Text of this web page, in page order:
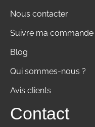
Nous contacter
Suivre ma commande
Blog
Qui sommes-nous ?
Avis clients
Contact